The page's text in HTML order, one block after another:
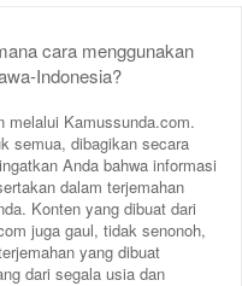
cara menggunakan
Indonesia?
melalui Kamussunda.com.
semua, dibagikan secara
Anda bahwa informasi
dalam terjemahan
Konten yang dibuat dari
juga gaul, tidak senonoh,
yang dibuat
dari segala usia dan